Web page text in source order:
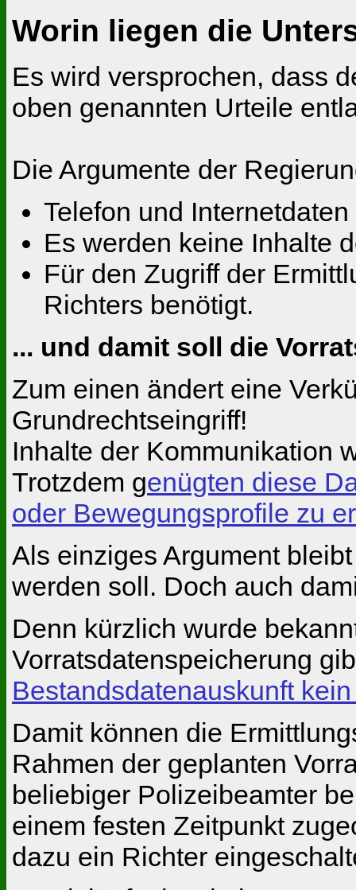
Worin liegen die
Es wird versprochen, dass
oben genannten Urteile
Die Argumente der
Telefon und
Es werden keine Inhalte
Für den Zugriff der
Richters benötigt.
... und damit soll die
Zum einen ändert eine
Grundrechtseingriff!
Inhalte der Kommunikation
Trotzdem genügten diese
oder Bewegungsprofile zu
Als einziges Argument
werden soll. Doch auch
Denn kürzlich wurde
Vorratsdatenspeicherung
Bestandsdatenauskunft
Damit können die
Rahmen der geplanten
beliebiger Polizeibeamter
einem festen Zeitpunkt
dazu ein Richter